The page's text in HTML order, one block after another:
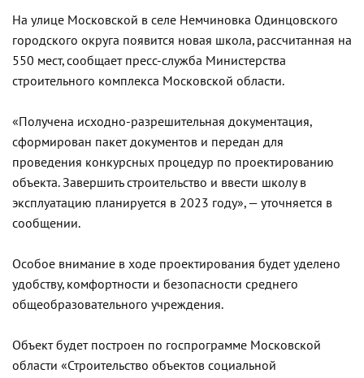
На улице Московской в селе Немчиновка Одинцовского
городского округа появится новая школа, рассчитанная на
550 мест, сообщает пресс-служба Министерства
строительного комплекса Московской области.
«Получена исходно-разрешительная документация,
сформирован пакет документов и передан для
проведения конкурсных процедур по проектированию
объекта. Завершить строительство и ввести школу в
эксплуатацию планируется в 2023 году», — уточняется в
сообщении.
Особое внимание в ходе проектирования будет уделено
удобству, комфортности и безопасности среднего
общеобразовательного учреждения.
Объект будет построен по госпрограмме Московской
области «Строительство объектов социальной